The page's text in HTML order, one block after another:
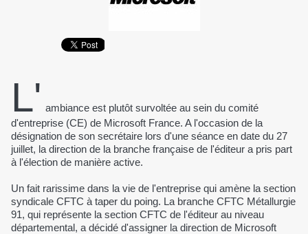
L' ambiance est plutôt survoltée au sein du comité
d'entreprise (CE) de Microsoft France. A l'occasion de la
désignation de son secrétaire lors d'une séance en date du 27
juillet, la direction de la branche française de l'éditeur a pris part
à l'élection de manière active.
Un fait rarissime dans la vie de l'entreprise qui amène la section
syndicale CFTC à taper du poing. La branche CFTC Métallurgie
91, qui représente la section CFTC de l'éditeur au niveau
départemental, a décidé d'assigner la direction de Microsoft